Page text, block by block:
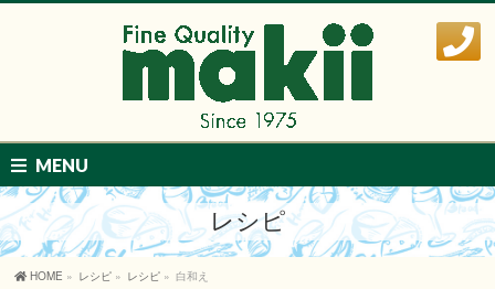
MENU
レシピ
HOME » レシピ » レシピ » 白和え